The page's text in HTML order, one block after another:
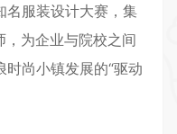
名服装设计大赛，集
为企业与院校之间
尚小镇发展的“驱动